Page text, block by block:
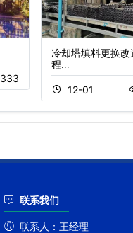
333
冷却塔填料更换改
程…
12-01
联系我们
联系人： 王经理